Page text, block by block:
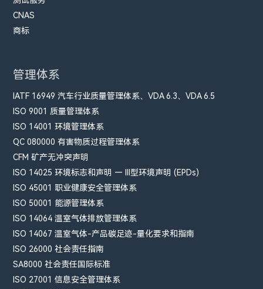
CNAS
商标
管理体系
IATF 16949 汽车行业质量管理体系、VDA 6.3、VDA 6.5
ISO 9001 质量管理体系
ISO 14001 环境管理体系
QC 080000 有害物质过程管理体系
CFM​ 矿产无冲突声明
ISO 14025 环境标志和声明 — III型环境声明 (EPDs)
ISO 45001 职业健康安全管理体系
ISO 50001 能源管理体系
ISO 14064 温室气体排放管理体系
ISO 14067 温室气体-产品碳足迹-量化要求和指南
ISO 26000 社会责任指南
SA8000 社会责任国际标准
ISO 27001 信息安全管理体系